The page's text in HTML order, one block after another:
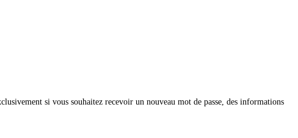
si vous souhaitez recevoir un nouveau mot de passe, des informations